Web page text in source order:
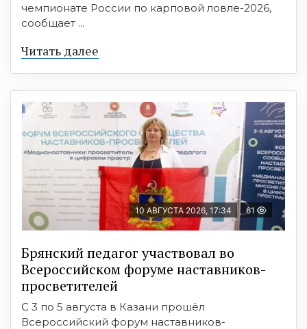
чемпионате России по карповой ловле-2026,
сообщает ...
Читать далее
10 АВГУСТА 2026, 17:34 61
Брянский педагог участвовал во
Всероссийском форуме наставников-
просветителей
С 3 по 5 августа в Казани прошёл
Всероссийский форум наставников-